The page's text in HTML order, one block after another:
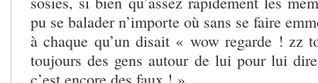
pu se balader n’importe où sans se faire
à chaque qu’un disait « wow regarde ! zz
toujours des gens autour de lui pour lui